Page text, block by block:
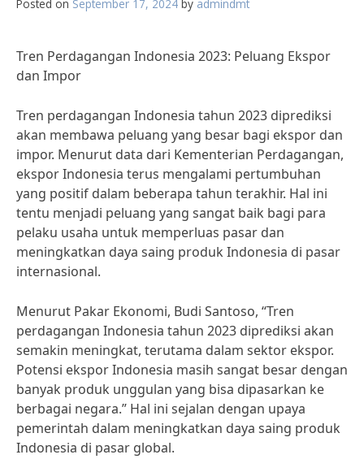
Posted on September 17, 2024 by admindmt
Tren Perdagangan Indonesia 2023: Peluang Ekspor
dan Impor
Tren perdagangan Indonesia tahun 2023 diprediksi
akan membawa peluang yang besar bagi ekspor dan
impor. Menurut data dari Kementerian Perdagangan,
ekspor Indonesia terus mengalami pertumbuhan
yang positif dalam beberapa tahun terakhir. Hal ini
tentu menjadi peluang yang sangat baik bagi para
pelaku usaha untuk memperluas pasar dan
meningkatkan daya saing produk Indonesia di pasar
internasional.
Menurut Pakar Ekonomi, Budi Santoso, “Tren
perdagangan Indonesia tahun 2023 diprediksi akan
semakin meningkat, terutama dalam sektor ekspor.
Potensi ekspor Indonesia masih sangat besar dengan
banyak produk unggulan yang bisa dipasarkan ke
berbagai negara.” Hal ini sejalan dengan upaya
pemerintah dalam meningkatkan daya saing produk
Indonesia di pasar global.